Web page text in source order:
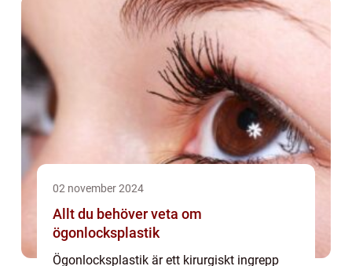
02 november 2024
Allt du behöver veta om
ögonlocksplastik
Ögonlocksplastik är ett kirurgiskt ingrepp